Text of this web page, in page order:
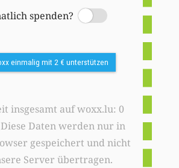
spenden?
Switch
einmalig mit 2 € unterstützen
insgesamt auf woxx.lu: 0
Daten werden nur in
gespeichert und nicht
Server übertragen.